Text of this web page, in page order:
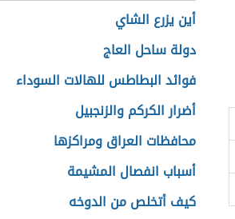
أين يزرع الشاي
دولة ساحل العاج
فوائد البطاطس للهالات السوداء
أضرار الكركم والزنجبيل
محافظات العراق ومراكزها
أسباب انفصال المشيمة
كيف أتخلص من الدوخه